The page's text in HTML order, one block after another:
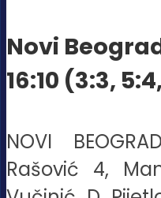
Novi
16:10 (3:3,
NOVI
Rašović 4,